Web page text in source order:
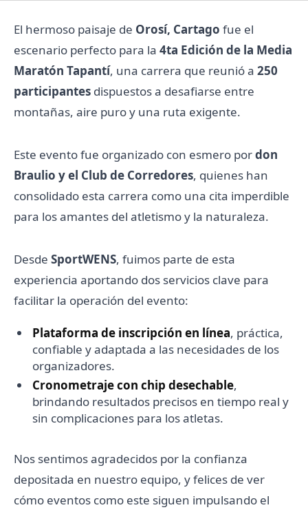
El hermoso paisaje de Orosí, Cartago fue el
escenario perfecto para la 4ta Edición de la Media
Maratón Tapantí, una carrera que reunió a 250
participantes dispuestos a desafiarse entre
montañas, aire puro y una ruta exigente.
Este evento fue organizado con esmero pordon
Braulio y el Club de Corredores, quienes han
consolidado esta carrera como una cita imperdible
para los amantes del atletismo y la naturaleza.
Desde SportWENS, fuimos parte de esta
experiencia aportando dos servicios clave para
facilitar la operación del evento:
Plataforma de inscripción en línea, práctica,
confiable y adaptada a las necesidades de los
organizadores.
Cronometraje con chip desechable,
brindando resultados precisos en tiempo real y
sin complicaciones para los atletas.
Nos sentimos agradecidos por la confianza
depositada en nuestro equipo, y felices de ver
cómo eventos como este siguen impulsando el